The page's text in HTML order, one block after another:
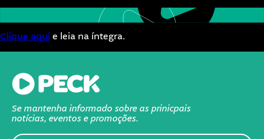
Clique aqui e leia na íntegra.
Se mantenha informado sobre as prinicpais
notícias, eventos e promoções.